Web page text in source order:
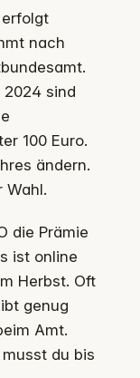
nach
2024 sind
100 Euro.
ändern.
Wahl.
die Prämie
ist online
Herbst. Oft
genug
Amt.
du bis